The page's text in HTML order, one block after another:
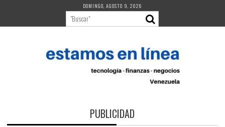
contenido
DOMINGO, AGOSTO 9, 2026
PUBLICIDAD